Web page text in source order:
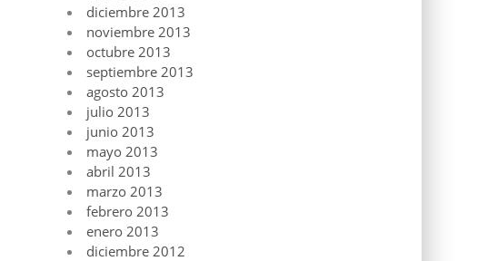
diciembre 2013
noviembre 2013
octubre 2013
septiembre 2013
agosto 2013
julio 2013
junio 2013
mayo 2013
abril 2013
marzo 2013
febrero 2013
enero 2013
diciembre 2012